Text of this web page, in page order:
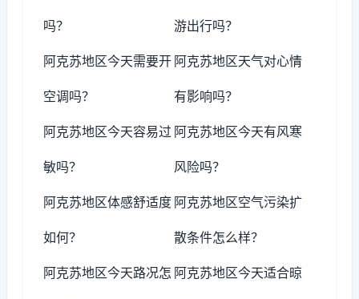
吗？ 游出行吗？
阿克苏地区今天需要开
空调吗？
阿克苏地区天气对心情
有影响吗？
阿克苏地区今天容易过
敏吗？
阿克苏地区今天有风寒
风险吗？
阿克苏地区体感舒适度
如何？
阿克苏地区空气污染扩
散条件怎么样？
阿克苏地区今天路况怎 阿克苏地区今天适合晾